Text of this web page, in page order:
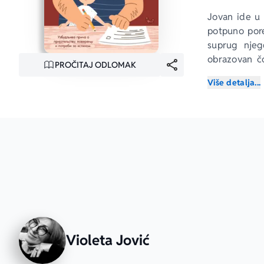
PROČITAJ ODLOMAK
Jovan ide u
potpuno
suprug
obrazovan
porodica
Više detalja...
Violeta Jović